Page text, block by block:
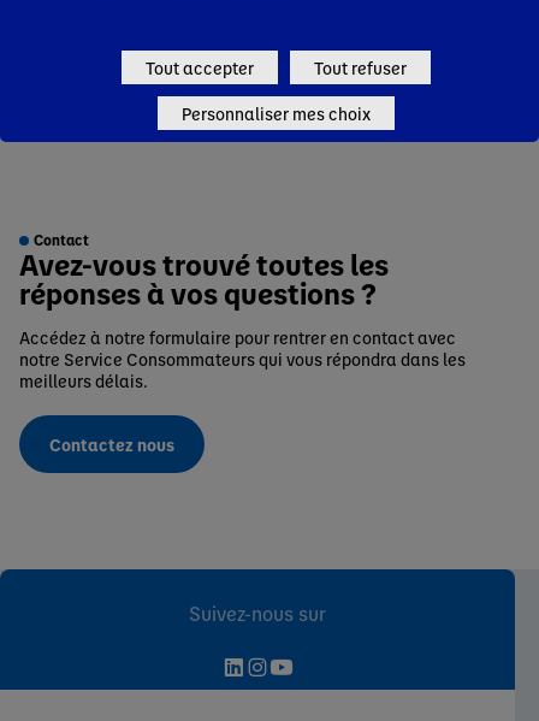
Contact
Avez-vous trouvé toutes les
réponses à vos questions ?
Accédez à notre formulaire pour rentrer en contact avec
notre Service Consommateurs qui vous répondra dans les
meilleurs délais.
Contactez nous
Suivez-nous sur
Tout accepter Tout refuser
Personnaliser mes choix